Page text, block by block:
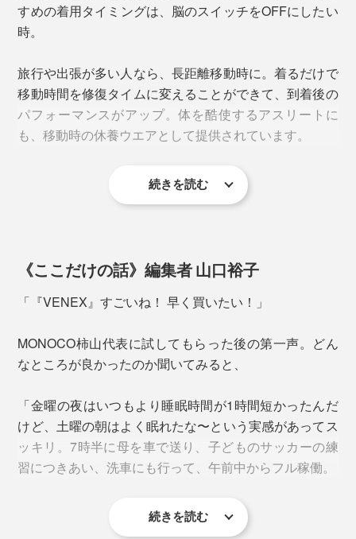
カラー展開は「ブラック」と「杢グレー」。すそに向か
ってゆるく広がる、ワイドシルエットです。
すめの着用タイミングは、脳のスイッチをOFFにしたい
時。
旅行や出張が多い人なら、長距離移動時に。着るだけで
移動時間を修復タイムに変えることができて、到着後の
パフォーマンスがアップ。体を酷使するアスリートに
も、移動時の休養ウエアとして提供されています。
写真左／総合格闘家の所英男（ところひでお）さん 右／ライフセーバーの堀部
結里花（ほりべゆりか）さん ※VENEXカタログ掲載のイメージ画像
ど、頭や体を働かせたい時。特に、車の運転では眠気を
感じる場合がありますので、ご注意ください。
続きを読む
《ここだけの話》編集者 山口裕子
「『VENEX』すごいね！ 早く買いたい！」
MONOCO柿山代表に試してもらった後の第一声。どん
なところが良かったのか聞いてみると、
「金曜の夜はいつもより睡眠時間が1時間短かったんだ
けど、土曜の朝はよく眠れたな〜という実感があってス
ッキリ。7時半に母を車で送り、子どものサッカーの練
習につきあい、洗車にも行って、午前中からフル稼働。
いつも週末の朝はボ〜ッとしてなかなか動き出せないん
続きを読む